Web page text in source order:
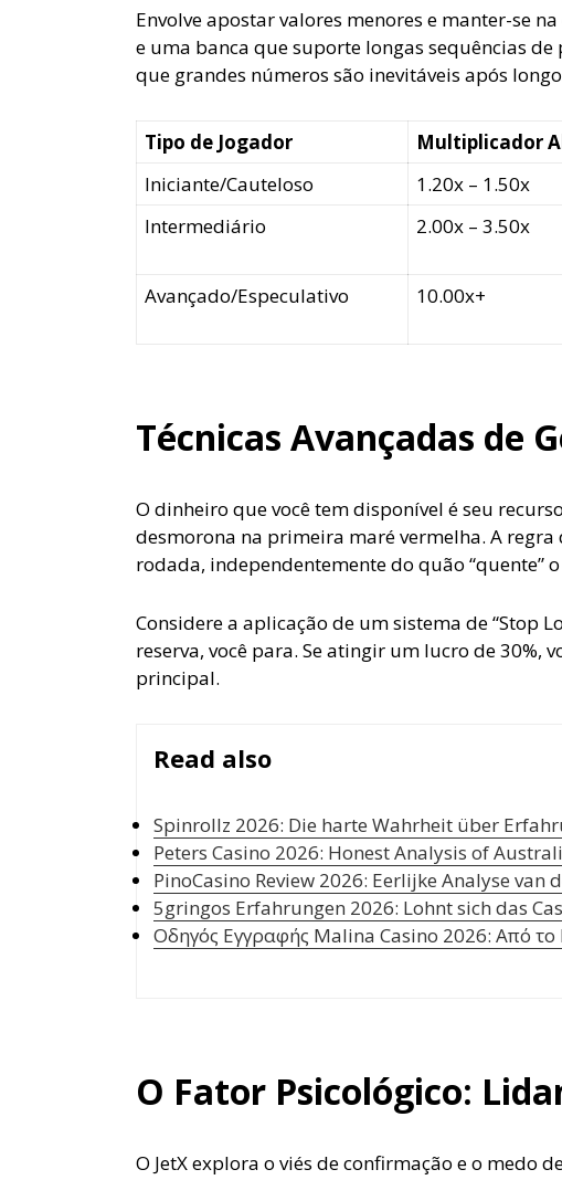
Envolve apostar valores menores e manter-se
e uma banca que suporte longas sequências
que grandes números são inevitáveis após
Tipo de Jogador Multiplicador
Iniciante/Cauteloso
1.20x – 1.50x
Intermediário
2.00x – 3.50x
Avançado/Especulativo
10.00x+
Técnicas Avançadas de
O dinheiro que você tem disponível é seu
desmorona na primeira maré vermelha. A
rodada, independentemente do quão “quente”
Considere a aplicação de um sistema de “Stop
reserva, você para. Se atingir um lucro de 30%,
principal.
Read also
Spinrollz 2026: Die harte Wahrheit über
Peters Casino 2026: Honest Analysis of
PinoCasino Review 2026: Eerlijke Analyse van
5gringos Erfahrungen 2026: Lohnt sich das
Οδηγός Εγγραφής Malina Casino 2026: Από το
O Fator Psicológico:
O JetX explora o viés de confirmação e o medo